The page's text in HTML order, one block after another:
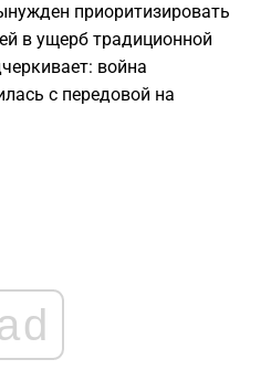
приоритизировать
в ущерб традиционной
война
с передовой на